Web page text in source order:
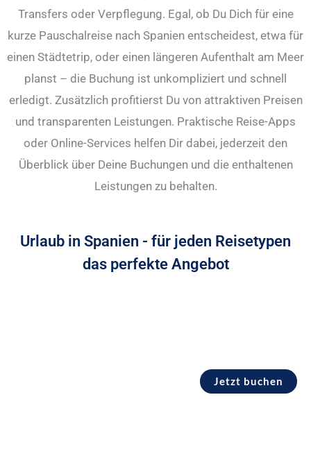
Transfers oder Verpflegung. Egal, ob Du Dich für eine
kurze Pauschalreise nach Spanien entscheidest, etwa für
einen Städtetrip, oder einen längeren Aufenthalt am Meer
planst – die Buchung ist unkompliziert und schnell
erledigt. Zusätzlich profitierst Du von attraktiven Preisen
und transparenten Leistungen. Praktische Reise-Apps
oder Online-Services helfen Dir dabei, jederzeit den
Überblick über Deine Buchungen und die enthaltenen
Leistungen zu behalten.
Urlaub in Spanien - für jeden Reisetypen
das perfekte Angebot
Jetzt buchen